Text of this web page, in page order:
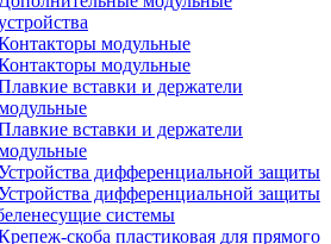
модульные
модульные
вставки и держатели
вставки и держатели
дифференциальной защиты
дифференциальной защиты
системы
скоба пластиковая для прямого